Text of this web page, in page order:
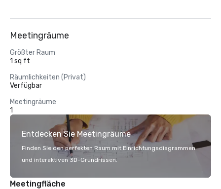
Meetingräume
Größter Raum
1 sq ft
Räumlichkeiten (Privat)
Verfügbar
Meetingräume
1
Entdecken Sie Meetingräume
Finden Sie den perfekten Raum mit Einrichtungsdiagrammen
und interaktiven 3D-Grundrissen.
Meetingfläche